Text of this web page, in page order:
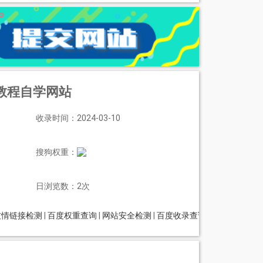
程自学网站
收录时间：2024-03-10
搜狗权重：
日浏览数：2次
链接检测 百度权重查询 网站安全检测 百度收录查询